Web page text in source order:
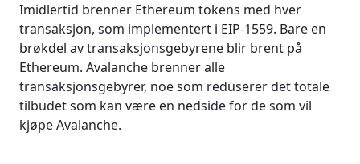
Imidlertid brenner Ethereum tokens med hver
transaksjon, som implementert i EIP-1559. Bare en
brøkdel av transaksjonsgebyrene blir brent på
Ethereum. Avalanche brenner alle
transaksjonsgebyrer, noe som reduserer det totale
tilbudet som kan være en nedside for de som vil
kjøpe Avalanche.